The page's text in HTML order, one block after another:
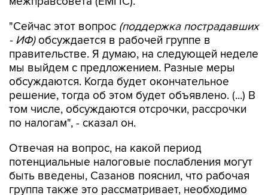
"Сейчас этот вопрос (поддержка пострадавших
- ИФ)обсуждается в рабочей группе в
правительстве. Я думаю, на следующей неделе
мы выйдем с предложением. Разные меры
обсуждаются. Когда будет окончательное
решение, тогда об этом будет объявлено. (...) В
том числе, обсуждаются отсрочки, рассрочки
по налогам", - сказал он.
Отвечая на вопрос, на какой период
потенциальные налоговые послабления могут
быть введены, Сазанов пояснил, что рабочая
группа также это рассматривает, необходимо